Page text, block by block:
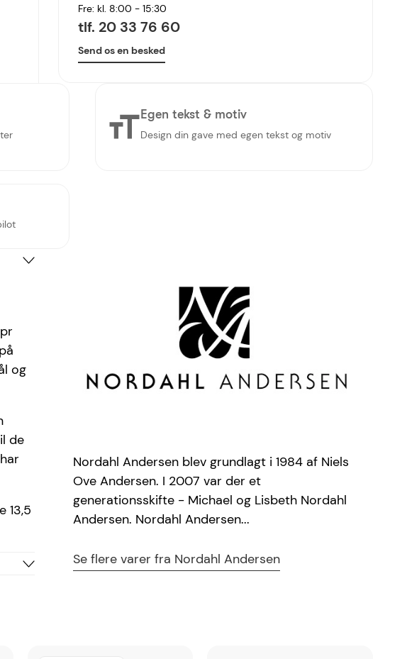
Fre: kl. 8:00 - 15:30
tlf. 20 33 76 60
Send os en besked
Egen tekst & motiv
Design din gave med egen tekst og motiv
og
de
13,5
Nordahl Andersen blev grundlagt i 1984 af Niels
Ove Andersen. I 2007 var der et
generationsskifte - Michael og Lisbeth Nordahl
Andersen. Nordahl Andersen...
Se flere varer fra Nordahl Andersen